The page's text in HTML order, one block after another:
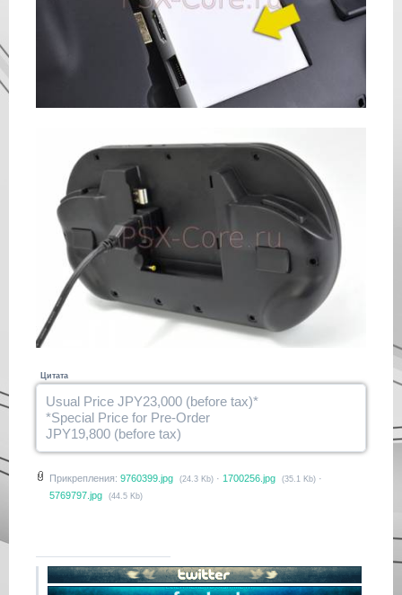
Цитата
Usual Price JPY23,000 (before tax)*
*Special Price for Pre-Order
JPY19,800 (before tax)
Прикрепления: 9760399.jpg (24.3 Kb) · 1700256.jpg (35.1 Kb) ·
5769797.jpg
(44.5 Kb)